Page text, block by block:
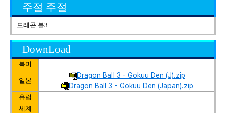
주절 주절
드레곤 볼3
DownLoad
북미
일본
Dragon Ball 3 - Gokuu Den (J).zip
Dragon Ball 3 - Gokuu Den (Japan).zip
유럽
세계